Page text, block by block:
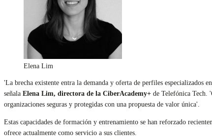
Elena Lim
'La brecha existente entra la demanda y oferta de perfiles especializados
señala Elena Lim, directora de la CiberAcademy+ de Telefónica Tech.
organizaciones seguras y protegidas con una propuesta de valor única'.
Estas capacidades de formación y entrenamiento se han reforzado
ofrece actualmente como servicio a sus clientes.